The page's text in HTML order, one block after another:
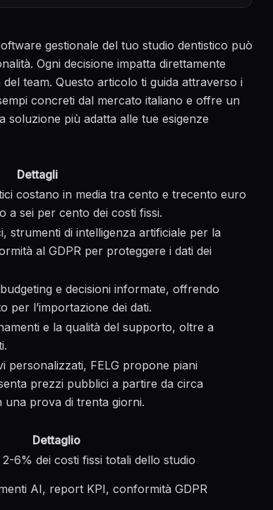
gestionale del tuo studio dentistico può
Ogni decisione impatta direttamente
team. Questo articolo ti guida attraverso i
concreti dal mercato italiano e offre un
più adatta alle tue esigenze
Dettagli
costano in media tra cento e trecento euro
a sei per cento dei costi fissi.
strumenti di intelligenza artificiale per la
al GDPR per proteggere i dati dei
e decisioni informate, offrendo
per l’importazione dei dati.
e la qualità del supporto, oltre a
personalizzati, FELG propone piani
prezzi pubblici a partire da circa
prova di trenta giorni.
Dettaglio
6% dei costi fissi totali dello studio
AI, report KPI, conformità GDPR